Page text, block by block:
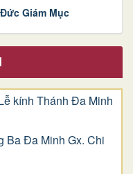
Giám Mục
kính Thánh Đa Minh
Ba Đa Minh Gx. Chi